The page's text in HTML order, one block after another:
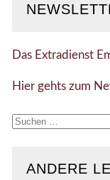
Das Extradienst
Hier gehts zum
Suchen
ANDERE